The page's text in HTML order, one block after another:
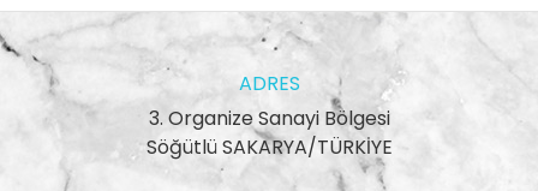
ADRES
3. Organize Sanayi Bölgesi
Söğütlü SAKARYA/TÜRKİYE